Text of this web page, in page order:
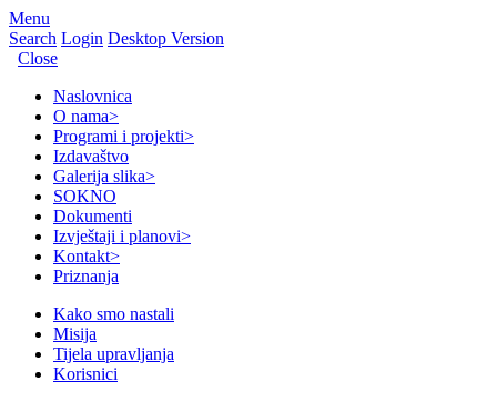
Menu
Search Login Desktop Version
Close
Naslovnica
O nama>
Programi i projekti>
Izdavaštvo
Galerija slika>
SOKNO
Dokumenti
Izvještaji i planovi>
Kontakt>
Priznanja
Kako smo nastali
Misija
Tijela upravljanja
Korisnici